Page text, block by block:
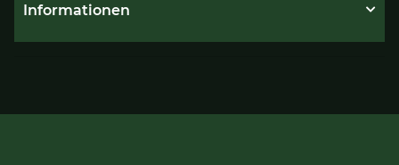
Informationen